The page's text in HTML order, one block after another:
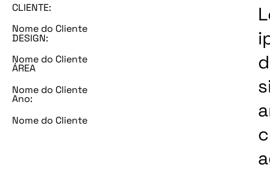
CLIENTE:
Nome do Cliente
DESIGN:
Nome do Cliente
ÁREA
Nome do Cliente
Ano:
Nome do Cliente